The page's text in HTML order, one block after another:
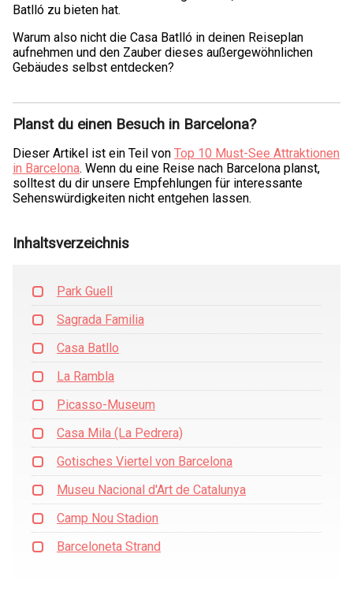
Batlló zu bieten hat.
Warum also nicht die Casa Batlló in deinen Reiseplan
aufnehmen und den Zauber dieses außergewöhnlichen
Gebäudes selbst entdecken?
Planst du einen Besuch in Barcelona?
Dieser Artikel ist ein Teil von Top 10 Must-See Attraktionen
in Barcelona. Wenn du eine Reise nach Barcelona planst,
solltest du dir unsere Empfehlungen für interessante
Sehenswürdigkeiten nicht entgehen lassen.
Inhaltsverzeichnis
Park Guell
Sagrada Familia
Casa Batllo
La Rambla
Picasso-Museum
Casa Mila (La Pedrera)
Gotisches Viertel von Barcelona
Museu Nacional d'Art de Catalunya
Camp Nou Stadion
Barceloneta Strand